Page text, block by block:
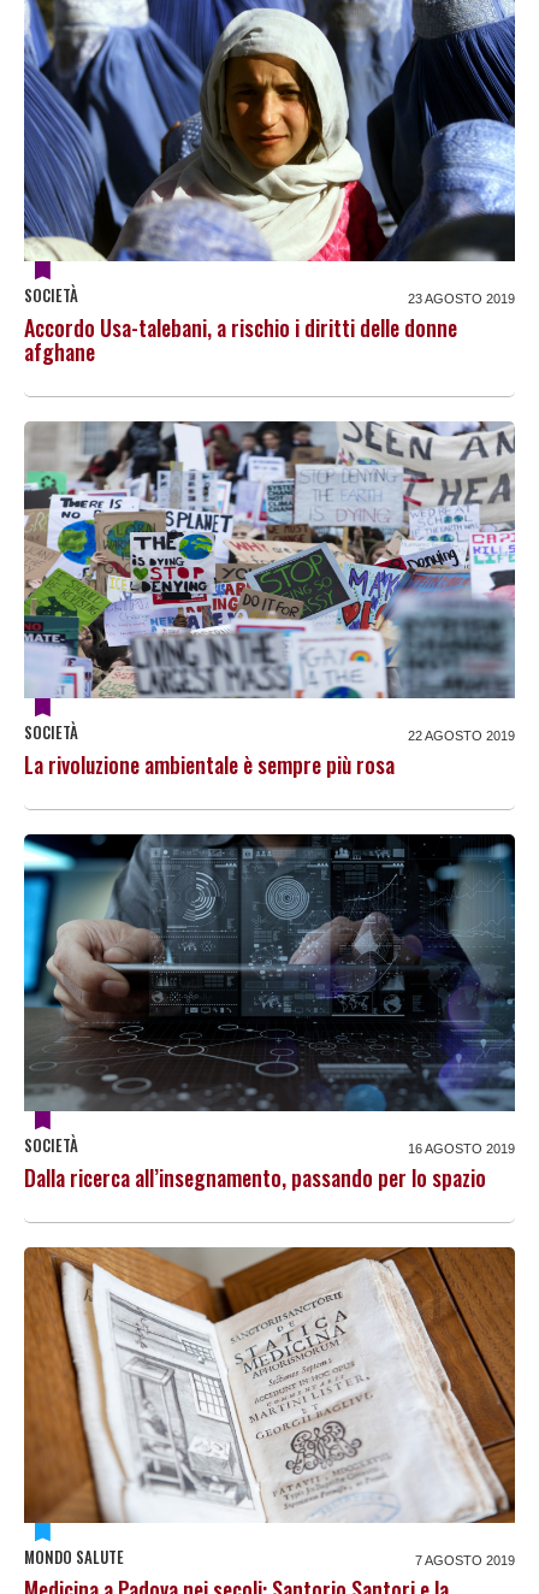
SOCIETÀ 23 AGOSTO 2019
Accordo Usa-talebani, a rischio i diritti delle donne
afghane
SOCIETÀ 22 AGOSTO 2019
La rivoluzione ambientale è sempre più rosa
SOCIETÀ 16 AGOSTO 2019
Dalla ricerca all’insegnamento, passando per lo spazio
MONDO SALUTE 7 AGOSTO 2019